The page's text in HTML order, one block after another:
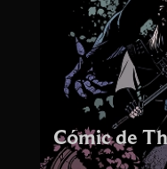
Cómic de